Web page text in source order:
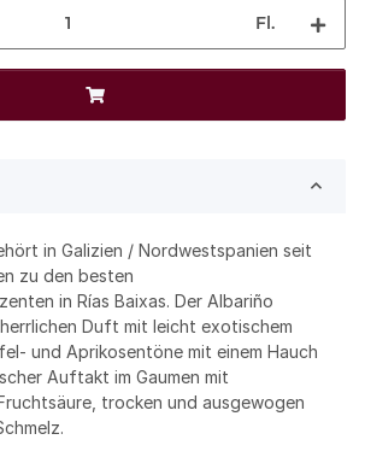
Fl.
in Galizien / Nordwestspanien seit
zu den besten
in Rías Baixas. Der Albariño
Duft mit leicht exotischem
und Aprikosentöne mit einem Hauch
Auftakt im Gaumen mit
trocken und ausgewogen